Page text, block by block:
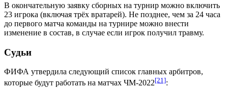
В окончательную заявку сборных на турнир можно включить
23 игрока (включая трёх вратарей). Не позднее, чем за 24 часа
до первого матча команды на турнире можно внести
изменение в состав, в случае если игрок получил травму.
Судьи
ФИФА утвердила следующий список главных арбитров,
которые будут работать на матчах ЧМ-2022[21]: